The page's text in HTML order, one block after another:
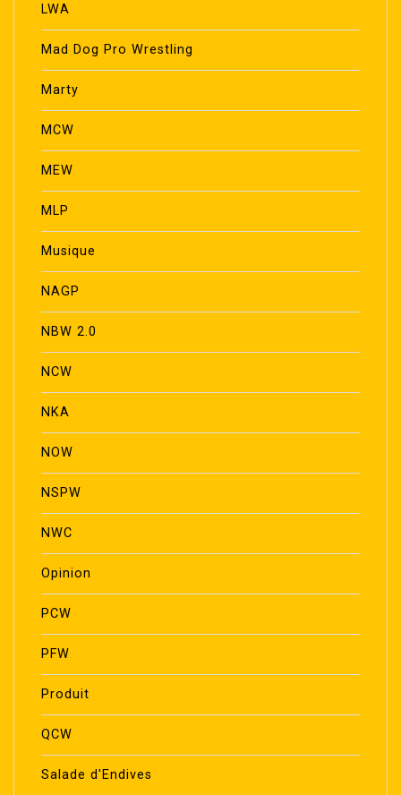
LWA
Mad Dog Pro Wrestling
Marty
MCW
MEW
MLP
Musique
NAGP
NBW 2.0
NCW
NKA
NOW
NSPW
NWC
Opinion
PCW
PFW
Produit
QCW
Salade d'Endives